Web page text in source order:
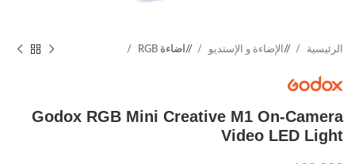
الرئيسية / الإضاءة و الإستديو / اضاءة RGB
Godox RGB Mini Creative M1 On-Camera
Video LED Light